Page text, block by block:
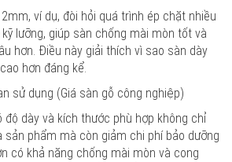
ví dụ, đòi hỏi quá trình ép chặt nhiều
lưỡng, giúp sàn chống mài mòn tốt và
hơn. Điều này giải thích vì sao sàn dày
hơn đáng kể.
sử dụng (Giá sàn gỗ công nghiệp)
dày và kích thước phù hợp không chỉ
sản phẩm mà còn giảm chi phí bảo dưỡng
có khả năng chống mài mòn và cong